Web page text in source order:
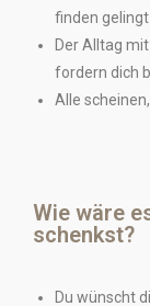
finden
Der Alltag
fordern dich
Alle
Wie wäre
schenkst?
Du wünscht